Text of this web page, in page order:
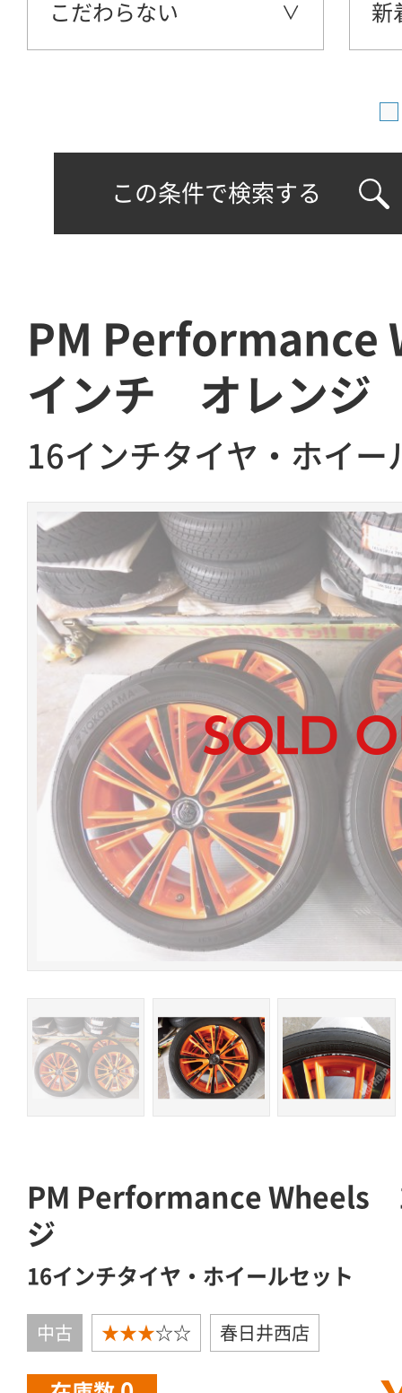
こだわらない 新
この条件で検索する
PM
インチ オレンジ
16インチタイヤ・ホイー
PM Performance Wheels
ジ
16インチタイヤ・ホイールセット
中古 ★★★☆☆ 春日井西店